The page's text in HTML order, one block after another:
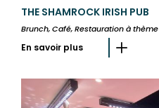
THE SHAMROCK IRISH PUB
Brunch, Café, Restauration à thème
En savoir plus